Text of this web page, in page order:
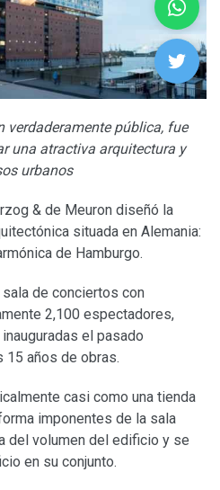
verdaderamente pública, fue
una atractiva arquitectura y
urbanos
& de Meuron diseñó la
situada en Alemania:
de Hamburgo.
de conciertos con
2,100 espectadores,
el pasado
15 años de obras.
casi como una tienda
imponentes de la sala
del volumen del edificio y se
en su conjunto.